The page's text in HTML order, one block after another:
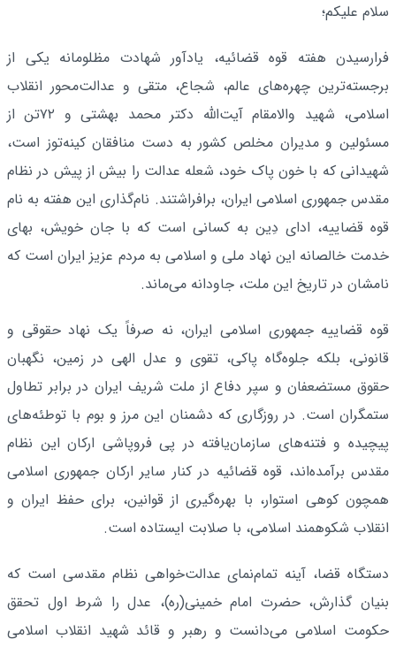
سلام علیکم؛
فرارسیدن هفته قوه قضائیه، یادآور شهادت مظلومانه یکی از
برجسته‌ترین چهره‌های عالم، شجاع، متقی و عدالت‌محور انقلاب
اسلامی، شهید والامقام آیت‌الله دکتر محمد بهشتی و ۷۲تن از
مسئولین و مدیران مخلص کشور به دست منافقان کینه‌توز است،
شهیدانی که با خون پاک خود، شعله عدالت را بیش از پیش در نظام
مقدس جمهوری اسلامی ایران، برافراشتند. نام‌گذاری این هفته به نام
قوه قضاییه، ادای دِین به کسانی است که با جان خویش، بهای
خدمت خالصانه این نهاد ملی و اسلامی به مردم عزیز ایران است که
نامشان در تاریخ این ملت، جاودانه می‌ماند.
قوه قضاییه جمهوری اسلامی ایران، نه صرفاً یک نهاد حقوقی و
قانونی، بلکه جلوه‌گاه پاکی، تقوی و عدل الهی در زمین، نگهبان
حقوق مستضعفان و سپر دفاع از ملت شریف ایران در برابر تطاول
ستمگران است. در روزگاری که دشمنان این مرز و بوم با توطئه‌های
پیچیده و فتنه‌های سازمان‌یافته در پی فروپاشی ارکان این نظام
مقدس برآمده‌اند، قوه قضائیه در کنار سایر ارکان جمهوری اسلامی
همچون کوهی استوار، با بهره‌گیری از قوانین، برای حفظ ایران و
انقلاب شکوهمند اسلامی، با صلابت ایستاده است.
دستگاه قضا، آینه تمام‌نمای عدالت‌خواهی نظام مقدسی است که
بنیان ‌گذارش، حضرت امام خمینی(ره)، عدل را شرط اول تحقق
حکومت اسلامی می‌دانست و رهبر و قائد شهید انقلاب اسلامی